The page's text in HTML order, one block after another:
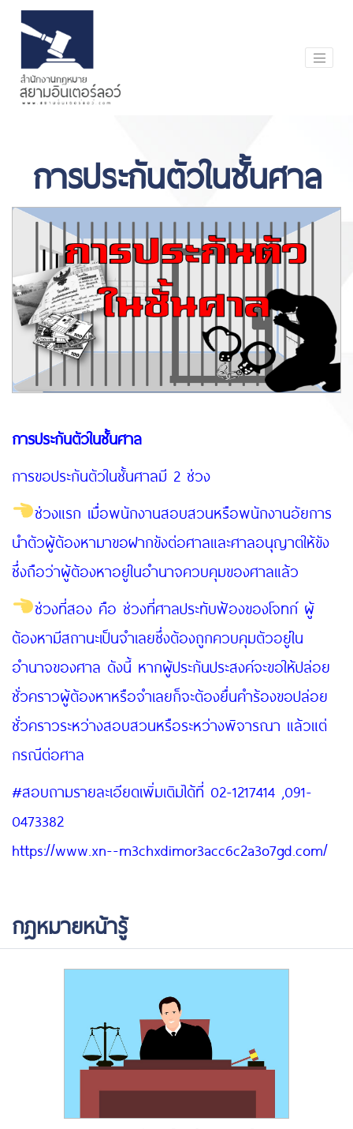
การประกันตัวในชั้นศาล
การประกันตัวในชั้นศาล
การขอประกันตัวในชั้นศาลมี 2 ช่วง
ช่วงแรก เมื่อพนักงานสอบสวนหรือพนักงานอัยการ
นำตัวผู้ต้องหามาขอฝากขังต่อศาลและศาลอนุญาตให้ขัง
ซึ่งถือว่าผู้ต้องหาอยู่ในอำนาจควบคุมของศาลแล้ว
ช่วงที่สอง คือ ช่วงที่ศาลประทับฟ้องของโจทก์ ผู้
ต้องหามีสถานะเป็นจำเลยซึ่งต้องถูกควบคุมตัวอยู่ใน
อำนาจของศาล ดังนี้ หากผู้ประกันประสงค์จะขอให้ปล่อย
ชั่วคราวผู้ต้องหาหรือจำเลยก็จะต้องยื่นคำร้องขอปล่อย
ชั่วคราวระหว่างสอบสวนหรือระหว่างพิจารณา แล้วแต่
กรณีต่อศาล
#สอบถามรายละเอียดเพิ่มเติมได้ที่ 02-1217414 ,091-
0473382
https://www.xn--m3chxdimor3acc6c2a3o7gd.com/
กฎหมายหน้ารู้